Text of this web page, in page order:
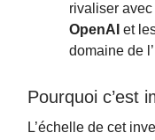
rivaliser
OpenAI et
domaine de
Pourquoi c’est
L’échelle de cet